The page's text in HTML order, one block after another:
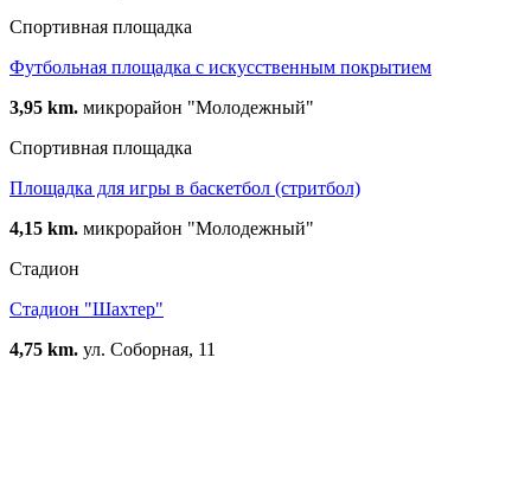
Спортивная площадка
Футбольная площадка с искусственным покрытием
3,95 km. микрорайон "Молодежный"
Спортивная площадка
Площадка для игры в баскетбол (стритбол)
4,15 km. микрорайон "Молодежный"
Стадион
Стадион "Шахтер"
4,75 km. ул. Соборная, 11